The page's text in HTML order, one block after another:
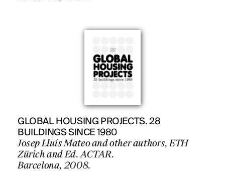
GLOBAL HOUSING PROJECTS. 28
BUILDINGS SINCE 1980
Josep Lluís Mateo and other authors, ETH
Zürich and Ed. ACTAR.
Barcelona, 2008.